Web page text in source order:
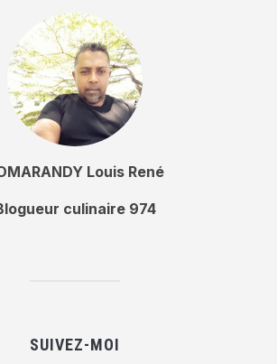
Louis René
culinaire 974
SUIVEZ-MOI